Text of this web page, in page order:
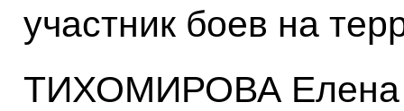
участник боев на
ТИХОМИРОВА Елена